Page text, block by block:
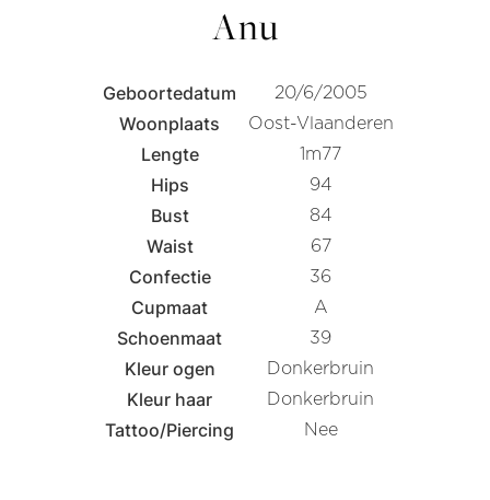
Anu
Geboortedatum 20/6/2005
Woonplaats Oost-Vlaanderen
Lengte 1m77
Hips 94
Bust 84
Waist 67
Confectie 36
Cupmaat A
Schoenmaat 39
Kleur ogen Donkerbruin
Kleur haar Donkerbruin
Tattoo/Piercing Nee